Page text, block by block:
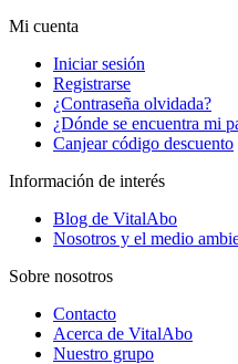
Mi cuenta
Iniciar sesión
Registrarse
¿Contraseña olvidada?
¿Dónde se encuentra mi
Canjear código descuento
Información de interés
Blog de VitalAbo
Nosotros y el medio
Sobre nosotros
Contacto
Acerca de VitalAbo
Nuestro grupo